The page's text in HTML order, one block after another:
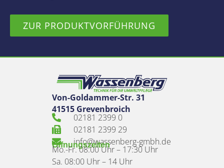
ZUR PRODUKTVORFÜHRUNG
Von-Goldammer-Str. 31
41515 Grevenbroich
02181 2399 0
02181 2399 29
info@wassenberg-gmbh.de
Öffnungszeiten
Mo.-Fr. 08:00 Uhr – 17:30 Uhr
Sa. 08:00 Uhr – 14 Uhr